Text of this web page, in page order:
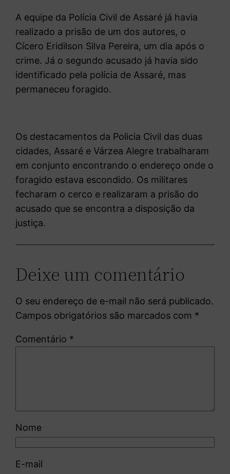
A equipe da Polícia Civil de Assaré já havia
realizado a prisão de um dos autores, o
Cícero Eridilson Silva Pereira, um dia após o
crime. Já o segundo acusado já havia sido
identificado pela polícia de Assaré, mas
permaneceu foragido.
Os destacamentos da Policia Civil das duas
cidades, Assaré e Várzea Alegre trabalharam
em conjunto encontrando o endereço onde o
foragido estava escondido. Os militares
fecharam o cerco e realizaram a prisão do
acusado que se encontra a disposição da
justiça.
Deixe um comentário
O seu endereço de e-mail não será publicado.
Campos obrigatórios são marcados com *
Comentário *
Nome
E-mail